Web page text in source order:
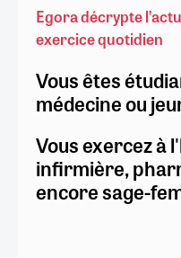
Egora décrypte
exercice quotidien
Vous êtes
médecine ou
Vous exercez à
infirmière,
encore sage-